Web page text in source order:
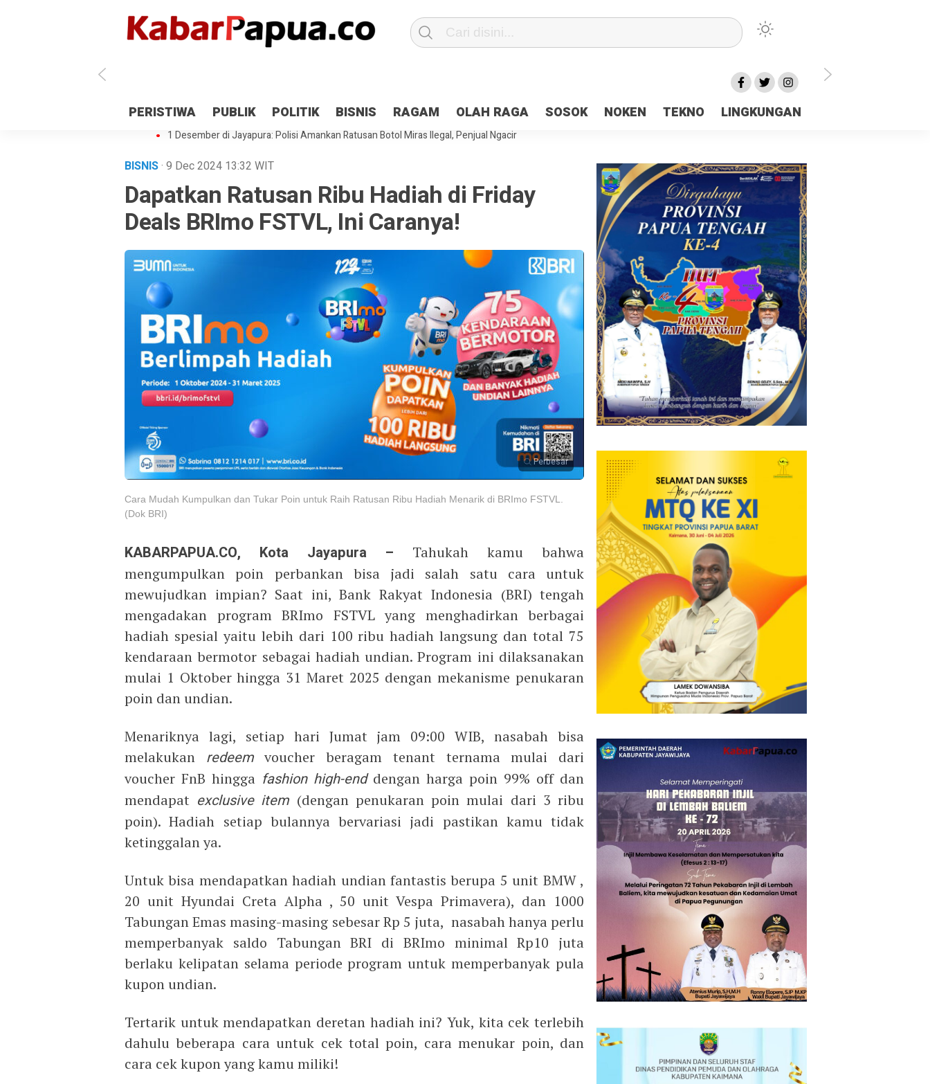
PERISTIWA PUBLIK POLITIK BISNIS RAGAM OLAH RAGA SOSOK NOKEN TEKNO LINGKUNGAN
Antisipasi 1 Desember, TNI Polri Patroli 2×24 jam di Kota Jayapura
Pesan Sejuk Polri di Deklarasi Pemilu Ceria Tanah Papua
Gedung Perpustakaan SMPN 5 Sentani Terbakar
Hibah Pilkada Jayapura Cair 10 Persen, Deposit Kas Daerah Rp23 Miliar Disorot
1 Desember di Jayapura: Polisi Amankan Ratusan Botol Miras Ilegal, Penjual Ngacir
BISNIS· 9 Dec 2024 13:32 WIT
Dapatkan Ratusan Ribu Hadiah di Friday
Deals BRImo FSTVL, Ini Caranya!
Perbesar
Cara Mudah Kumpulkan dan Tukar Poin untuk Raih Ratusan Ribu Hadiah Menarik di BRImo FSTVL.
(Dok BRI)
KABARPAPUA.CO, Kota Jayapura – Tahukah kamu bahwa
mengumpulkan poin perbankan bisa jadi salah satu cara untuk
mewujudkan impian? Saat ini, Bank Rakyat Indonesia (BRI) tengah
mengadakan program BRImo FSTVL yang menghadirkan berbagai
hadiah spesial yaitu lebih dari 100 ribu hadiah langsung dan total 75
kendaraan bermotor sebagai hadiah undian. Program ini dilaksanakan
mulai 1 Oktober hingga 31 Maret 2025 dengan mekanisme penukaran
poin dan undian.
Menariknya lagi, setiap hari Jumat jam 09:00 WIB, nasabah bisa
melakukan redeemvoucher beragam tenant ternama mulai dari
voucher FnB hingga fashion high-end dengan harga poin 99% off dan
mendapat exclusive item (dengan penukaran poin mulai dari 3 ribu
poin). Hadiah setiap bulannya bervariasi jadi pastikan kamu tidak
ketinggalan ya.
Untuk bisa mendapatkan hadiah undian fantastis berupa 5 unit BMW ,
20 unit Hyundai Creta Alpha , 50 unit Vespa Primavera), dan 1000
Tabungan Emas masing-masing sebesar Rp 5 juta, nasabah hanya perlu
memperbanyak saldo Tabungan BRI di BRImo minimal Rp10 juta
berlaku kelipatan selama periode program untuk memperbanyak pula
kupon undian.
Tertarik untuk mendapatkan deretan hadiah ini? Yuk, kita cek terlebih
dahulu beberapa cara untuk cek total poin, cara menukar poin, dan
cara cek kupon yang kamu miliki!